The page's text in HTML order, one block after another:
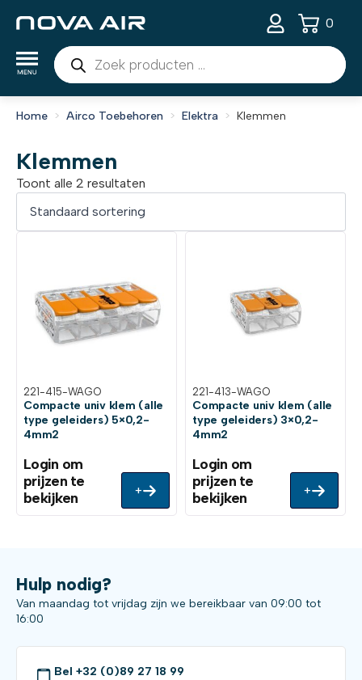
Producten
zoeken
0
Home Airco Toebehoren Elektra Klemmen
Klemmen
Toont alle 2 resultaten
221-415-WAGO
Compacte univ klem (alle
type geleiders) 5×0,2-
4mm2
Login om
prijzen te
bekijken
+
221-413-WAGO
Compacte univ klem (alle
type geleiders) 3×0,2-
4mm2
Login om
prijzen te
bekijken
+
Hulp nodig?
Van maandag tot vrijdag zijn we bereikbaar van 09:00 tot
16:00
Bel +32 (0)89 27 18 99